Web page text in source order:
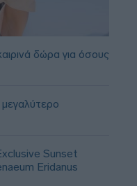
δώρα για όσους
μεγαλύτερο
Sunset
Eridanus